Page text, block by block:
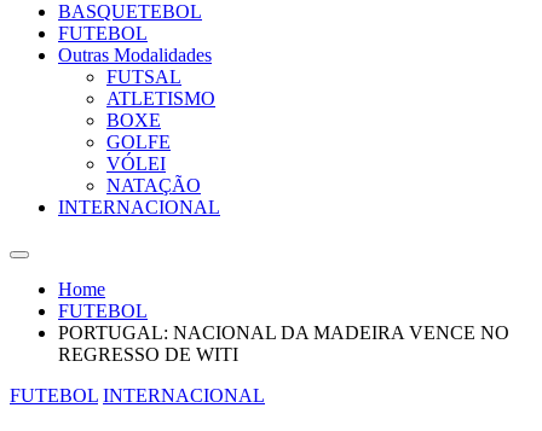
BASQUETEBOL
FUTEBOL
Outras Modalidades
FUTSAL
ATLETISMO
BOXE
GOLFE
VÓLEI
NATAÇÃO
INTERNACIONAL
Home
FUTEBOL
PORTUGAL: NACIONAL DA MADEIRA VENCE NO
REGRESSO DE WITI
FUTEBOL INTERNACIONAL